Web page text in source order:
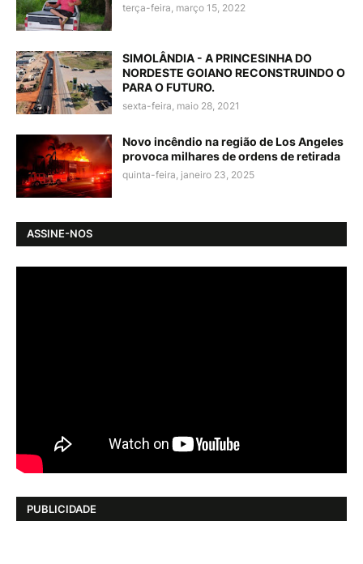
terça-feira, março 15, 2022
SIMOLÂNDIA - A PRINCESINHA DO
NORDESTE GOIANO RECONSTRUINDO O
PARA O FUTURO.
sexta-feira, maio 28, 2021
Novo incêndio na região de Los Angeles
provoca milhares de ordens de retirada
quinta-feira, janeiro 23, 2025
ASSINE-NOS
PUBLICIDADE